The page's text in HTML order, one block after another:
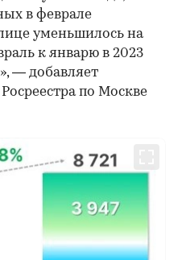
в феврале
уменьшилось на
к январю в 2023
— добавляет
по Москве